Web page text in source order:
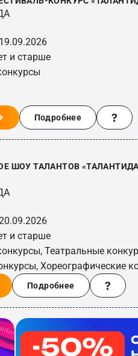
и старше
Подробнее
ШОУ ТАЛАНТОВ
и старше
Театральные
Хореографические
Подробнее